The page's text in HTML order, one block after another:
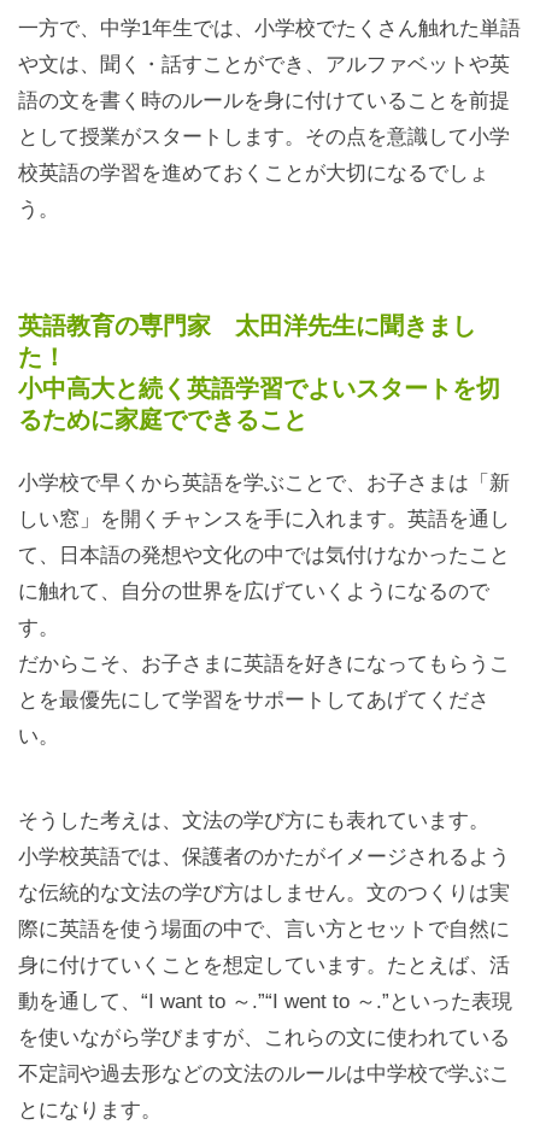
一方で、中学1年生では、小学校でたくさん触れた単語
や文は、聞く・話すことができ、アルファベットや英
語の文を書く時のルールを身に付けていることを前提
として授業がスタートします。その点を意識して小学
校英語の学習を進めておくことが大切になるでしょ
う。
英語教育の専門家 太田洋先生に聞きまし
た！
小中高大と続く英語学習でよいスタートを切
るために家庭でできること
小学校で早くから英語を学ぶことで、お子さまは「新
しい窓」を開くチャンスを手に入れます。英語を通し
て、日本語の発想や文化の中では気付けなかったこと
に触れて、自分の世界を広げていくようになるので
す。
だからこそ、お子さまに英語を好きになってもらうこ
とを最優先にして学習をサポートしてあげてくださ
い。
そうした考えは、文法の学び方にも表れています。
小学校英語では、保護者のかたがイメージされるよう
な伝統的な文法の学び方はしません。文のつくりは実
際に英語を使う場面の中で、言い方とセットで自然に
身に付けていくことを想定しています。たとえば、活
動を通して、“I want to ～.”“I went to ～.”といった表現
を使いながら学びますが、これらの文に使われている
不定詞や過去形などの文法のルールは中学校で学ぶこ
とになります。